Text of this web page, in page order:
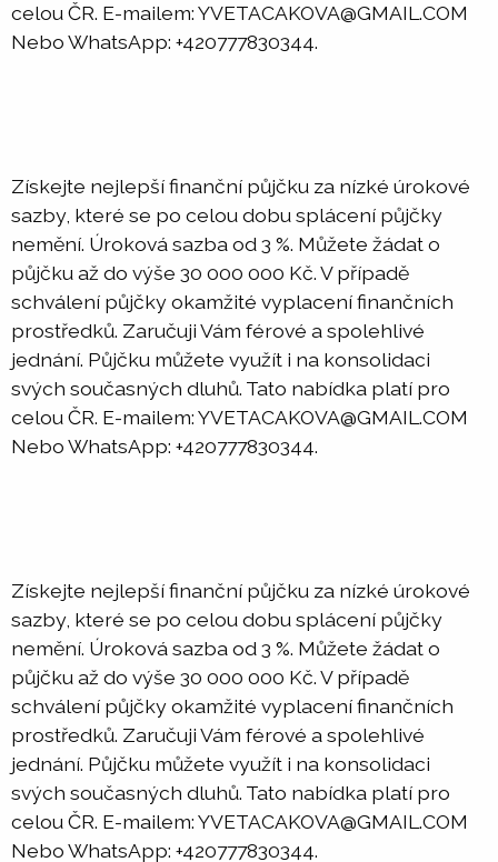
celou ČR. E-mailem: YVETACAKOVA@GMAIL.COM
Nebo WhatsApp: +420777830344.
Získejte nejlepší finanční půjčku za nízké úrokové
sazby, které se po celou dobu splácení půjčky
nemění. Úroková sazba od 3 %. Můžete žádat o
půjčku až do výše 30 000 000 Kč. V případě
schválení půjčky okamžité vyplacení finančních
prostředků. Zaručuji Vám férové a spolehlivé
jednání. Půjčku můžete využít i na konsolidaci
svých současných dluhů. Tato nabídka platí pro
celou ČR. E-mailem: YVETACAKOVA@GMAIL.COM
Nebo WhatsApp: +420777830344.
Získejte nejlepší finanční půjčku za nízké úrokové
sazby, které se po celou dobu splácení půjčky
nemění. Úroková sazba od 3 %. Můžete žádat o
půjčku až do výše 30 000 000 Kč. V případě
schválení půjčky okamžité vyplacení finančních
prostředků. Zaručuji Vám férové a spolehlivé
jednání. Půjčku můžete využít i na konsolidaci
svých současných dluhů. Tato nabídka platí pro
celou ČR. E-mailem: YVETACAKOVA@GMAIL.COM
Nebo WhatsApp: +420777830344.